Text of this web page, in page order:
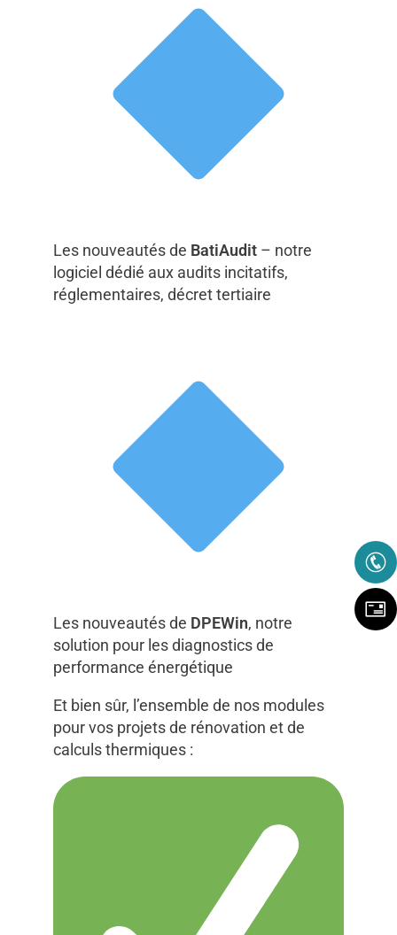
Les nouveautés de BatiAudit – notre
logiciel dédié aux audits incitatifs,
réglementaires, décret tertiaire
Les nouveautés de DPEWin, notre
solution pour les diagnostics de
performance énergétique
Et bien sûr, l’ensemble de nos modules
pour vos projets de rénovation et de
calculs thermiques :